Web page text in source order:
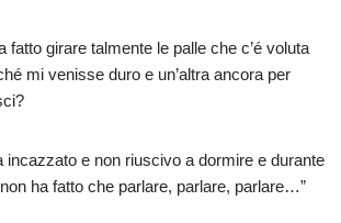
fatto girare talmente le palle che c’é voluta
mi venisse duro e un’altra ancora per
incazzato e non riuscivo a dormire e durante
ha fatto che parlare, parlare, parlare…”